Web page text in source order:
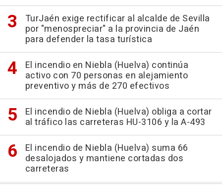
TurJaén exige rectificar al alcalde de Sevilla
por "menospreciar" a la provincia de Jaén
para defender la tasa turística
El incendio en Niebla (Huelva) continúa
activo con 70 personas en alejamiento
preventivo y más de 270 efectivos
El incendio de Niebla (Huelva) obliga a cortar
al tráfico las carreteras HU-3106 y la A-493
El incendio de Niebla (Huelva) suma 66
desalojados y mantiene cortadas dos
carreteras